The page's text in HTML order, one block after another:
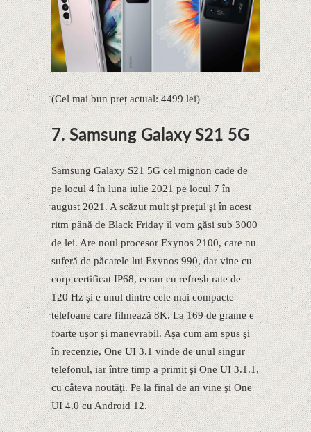
(Cel mai bun preț actual: 4499 lei)
7. Samsung Galaxy S21 5G
Samsung Galaxy S21 5G cel mignon cade de
pe locul 4 în luna iulie 2021 pe locul 7 în
august 2021. A scăzut mult şi preţul şi în acest
ritm până de Black Friday îl vom găsi sub 3000
de lei. Are noul procesor Exynos 2100, care nu
suferă de păcatele lui Exynos 990, dar vine cu
corp certificat IP68, ecran cu refresh rate de
120 Hz şi e unul dintre cele mai compacte
telefoane care filmează 8K. La 169 de grame e
foarte uşor şi manevrabil. Aşa cum am spus şi
în recenzie, One UI 3.1 vinde de unul singur
telefonul, iar între timp a primit şi One UI 3.1.1,
cu câteva noutăţi. Pe la final de an vine şi One
UI 4.0 cu Android 12.